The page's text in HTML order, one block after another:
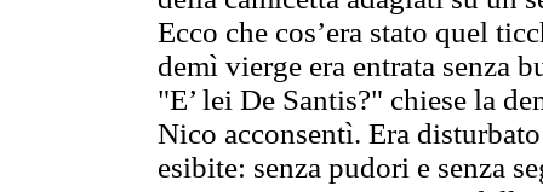
Ecco che cos’era stato quel
demì vierge era entrata senza
"E’ lei De Santis?" chiese la
Nico acconsentì. Era
esibite: senza pudori e senza